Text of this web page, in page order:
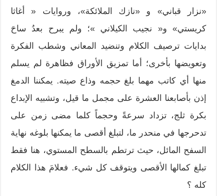
«نزار قباني» و «نازك الملائكة»، وروايات « أغاثا
كريستي» و« نجيب الكيلاني »؛ ولم يبرح بعدُ ساحَ
بدايات ترصيف الكلام وتنضيد المعاني وشطب الفكرة
وتعويضها بأخرى؛ أما تمزيق الأوراق فظاهرة لم يسلم
منها أي كاتب مهما بلغ حجمه وذاع صيته. يمكننا الدمغ
إذن بأصابعنا العشرة على مجمل ما قيل، وتشبيه الإبداع
بكرة ثلج، تزداد سرعةً وحجماً كلما مضى زمن على
تدحرجها في منحدر ما، لتبلغ أقصى ما يمكنها بلوغه نهاية
السفح المائل، حيث ترتطم بالسطح المستوي، هنا فقط
تبلغ كمالها الأقصى ويتوقف كل شيء. فعلامَ هذا الكلام
كله ؟